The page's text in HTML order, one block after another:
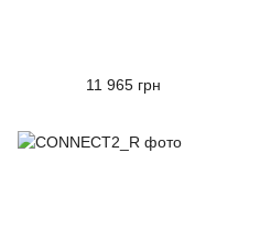
11 965 грн